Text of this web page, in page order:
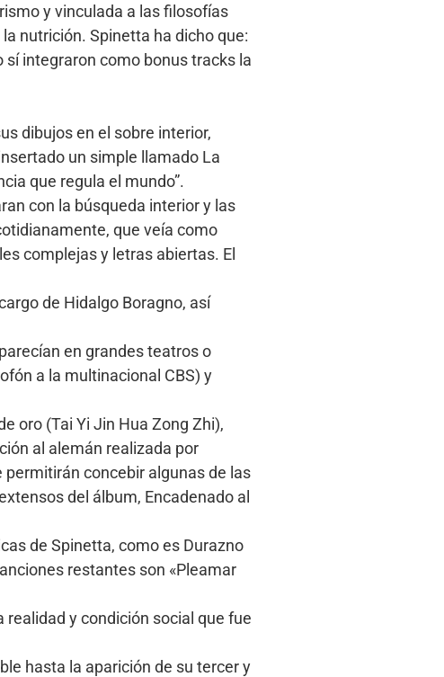
y vinculada a las filosofías
nutrición. Spinetta ha dicho que:
sí integraron como bonus tracks la
dibujos en el sobre interior,
un simple llamado La
que regula el mundo”.
con la búsqueda interior y las
que veía como
complejas y letras abiertas. El
de Hidalgo Boragno, así
en grandes teatros o
a la multinacional CBS) y
oro (Tai Yi Jin Hua Zong Zhi),
al alemán realizada por
concebir algunas de las
del álbum, Encadenado al
de Spinetta, como es Durazno
restantes son «Pleamar
y condición social que fue
hasta la aparición de su tercer y